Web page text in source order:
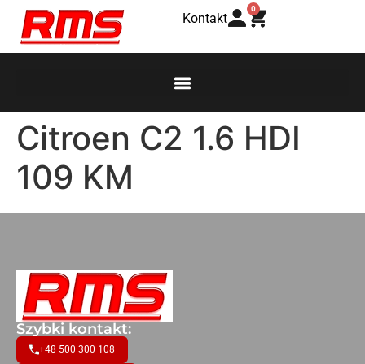
Kontakt
0
Citroen C2 1.6 HDI
109 KM
Szybki kontakt:
+48 500 300 108